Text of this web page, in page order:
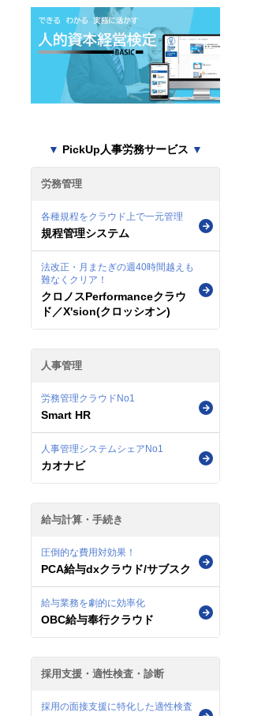
▼ PickUp人事労務サービス ▼
労務管理
各種規程をクラウド上で一元管理
規程管理システム
法改正・月またぎの週40時間越えも
難なくクリア！
クロノスPerformanceクラウ
ド／X'sion(クロッシオン)
人事管理
労務管理クラウドNo1
Smart HR
人事管理システムシェアNo1
カオナビ
給与計算・手続き
圧倒的な費用対効果！
PCA給与dxクラウド/サブスク
給与業務を劇的に効率化
OBC給与奉行クラウド
採用支援・適性検査・診断
採用の面接支援に特化した適性検査